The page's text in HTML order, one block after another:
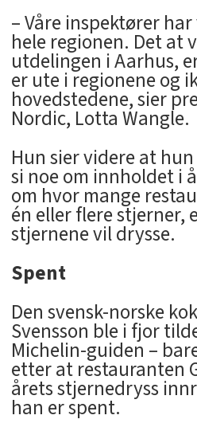
– Våre inspektører
hele regionen. Det at
utdelingen i Aarhus,
er ute i regionene og
hovedstedene, sier
Nordic, Lotta Wangle.
Hun sier videre at
si noe om innholdet i
om hvor mange
én eller flere stjerner,
stjernene vil drysse.
Spent
Den svensk-norske
Svensson ble i fjor
Michelin-guiden –
etter at restauranten
årets stjernedryss
han er spent.